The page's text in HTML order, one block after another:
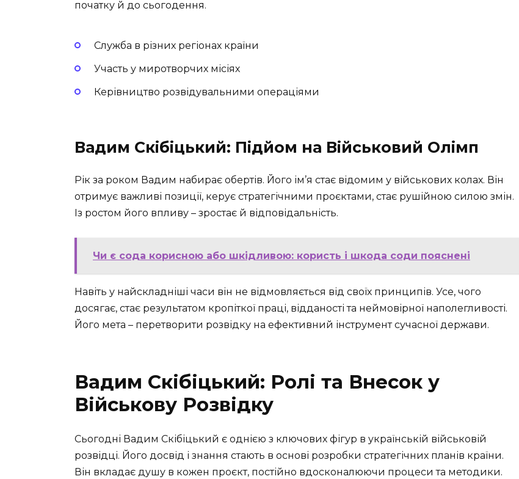
початку й до сьогодення.
Служба в різних регіонах країни
Участь у миротворчих місіях
Керівництво розвідувальними операціями
Вадим Скібіцький: Підйом на Військовий Олімп
Рік за роком Вадим набирає обертів. Його ім’я стає відомим у військових колах. Він
отримує важливі позиції, керує стратегічними проєктами, стає рушійною силою змін.
Із ростом його впливу – зростає й відповідальність.
Чи є сода корисною або шкідливою: користь і шкода соди пояснені
Навіть у найскладніші часи він не відмовляється від своїх принципів. Усе, чого
досягає, стає результатом кропіткої праці, відданості та неймовірної наполегливості.
Його мета – перетворити розвідку на ефективний інструмент сучасної держави.
Вадим Скібіцький: Ролі та Внесок у
Військову Розвідку
Сьогодні Вадим Скібіцький є однією з ключових фігур в українській військовій
розвідці. Його досвід і знання стають в основі розробки стратегічних планів країни.
Він вкладає душу в кожен проєкт, постійно вдосконалюючи процеси та методики.